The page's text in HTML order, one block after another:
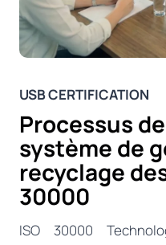
USB CERTIFICATION
Processus
système de
recyclage
30000
ISO 30000